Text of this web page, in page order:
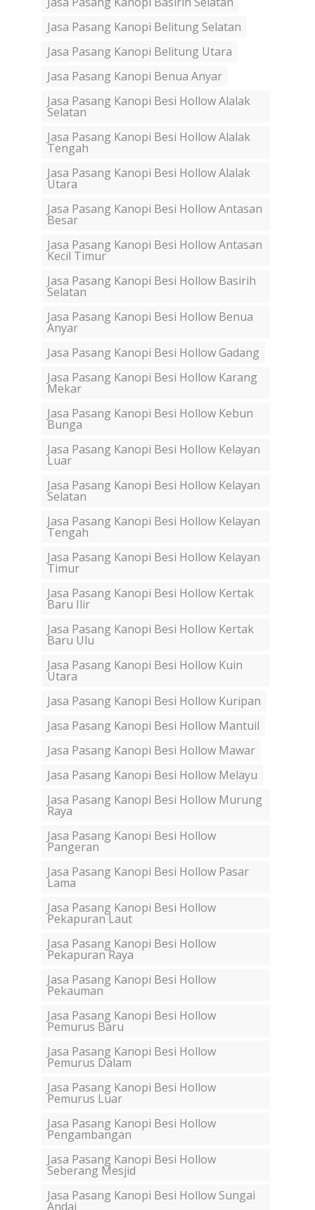
Jasa Pasang Kanopi Belitung Selatan
Jasa Pasang Kanopi Belitung Utara
Jasa Pasang Kanopi Benua Anyar
Jasa Pasang Kanopi Besi Hollow Alalak
Selatan
Jasa Pasang Kanopi Besi Hollow Alalak
Tengah
Jasa Pasang Kanopi Besi Hollow Alalak
Utara
Jasa Pasang Kanopi Besi Hollow Antasan
Besar
Jasa Pasang Kanopi Besi Hollow Antasan
Kecil Timur
Jasa Pasang Kanopi Besi Hollow Basirih
Selatan
Jasa Pasang Kanopi Besi Hollow Benua
Anyar
Jasa Pasang Kanopi Besi Hollow Gadang
Jasa Pasang Kanopi Besi Hollow Karang
Mekar
Jasa Pasang Kanopi Besi Hollow Kebun
Bunga
Jasa Pasang Kanopi Besi Hollow Kelayan
Luar
Jasa Pasang Kanopi Besi Hollow Kelayan
Selatan
Jasa Pasang Kanopi Besi Hollow Kelayan
Tengah
Jasa Pasang Kanopi Besi Hollow Kelayan
Timur
Jasa Pasang Kanopi Besi Hollow Kertak
Baru Ilir
Jasa Pasang Kanopi Besi Hollow Kertak
Baru Ulu
Jasa Pasang Kanopi Besi Hollow Kuin
Utara
Jasa Pasang Kanopi Besi Hollow Kuripan
Jasa Pasang Kanopi Besi Hollow Mantuil
Jasa Pasang Kanopi Besi Hollow Mawar
Jasa Pasang Kanopi Besi Hollow Melayu
Jasa Pasang Kanopi Besi Hollow Murung
Raya
Jasa Pasang Kanopi Besi Hollow
Pangeran
Jasa Pasang Kanopi Besi Hollow Pasar
Lama
Jasa Pasang Kanopi Besi Hollow
Pekapuran Laut
Jasa Pasang Kanopi Besi Hollow
Pekapuran Raya
Jasa Pasang Kanopi Besi Hollow
Pekauman
Jasa Pasang Kanopi Besi Hollow
Pemurus Baru
Jasa Pasang Kanopi Besi Hollow
Pemurus Dalam
Jasa Pasang Kanopi Besi Hollow
Pemurus Luar
Jasa Pasang Kanopi Besi Hollow
Pengambangan
Jasa Pasang Kanopi Besi Hollow
Seberang Mesjid
Jasa Pasang Kanopi Besi Hollow Sungai
Andai